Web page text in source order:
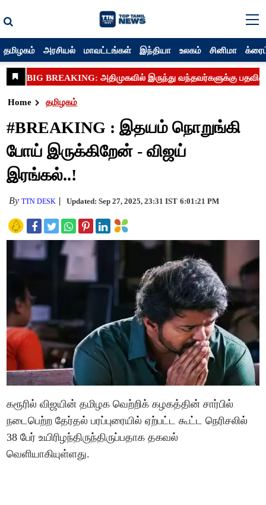
தமிழகம் அரசியல் மாவட்டங்கள் இந்தியா உலகம் சினிமா
Home தமிழகம்
#BREAKING : இதயம் நொறுங்கி
போய் இருக்கிறேன் - விஜய்
இரங்கல்..!
ByTTN DESK Updated: Sep 27, 2025, 23:31 IST 6:01:21 PM
கரூரில் விஜயின் தமிழக வெற்றிக் கழகத்தின் சார்பில்
நடைபெற்ற தேர்தல் பரப்புரையில் ஏற்பட்ட கூட்ட நெரிசலில்
38 பேர் உயிரிழந்திருந்திருப்பதாக தகவல்
வெளியாகியுள்ளது.